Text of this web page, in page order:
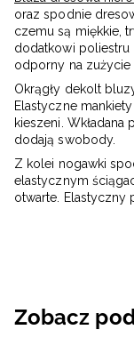
oraz spodnie
czemu są miękkie,
dodatkowi poliestru
odporny na
Okrągły dekolt
Elastyczne
kieszeni.
dodają swobody.
Z kolei nogawki
elastycznym
otwarte. Elastyczny
Zobacz